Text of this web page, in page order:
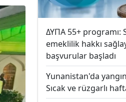
ΔΥΠΑ 55+ programı:
emeklilik hakkı
başvurular başladı
Yunanistan'da
Sıcak ve rüzgarlı